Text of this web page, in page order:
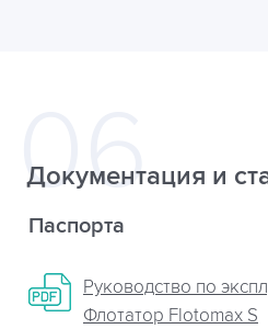
Документация и
Паспорта
Руководство по
Флотатор Flotomax S